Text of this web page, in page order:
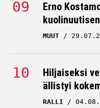
Erno
MUUT
Hiljaiseksi
ällistyi
RALLI